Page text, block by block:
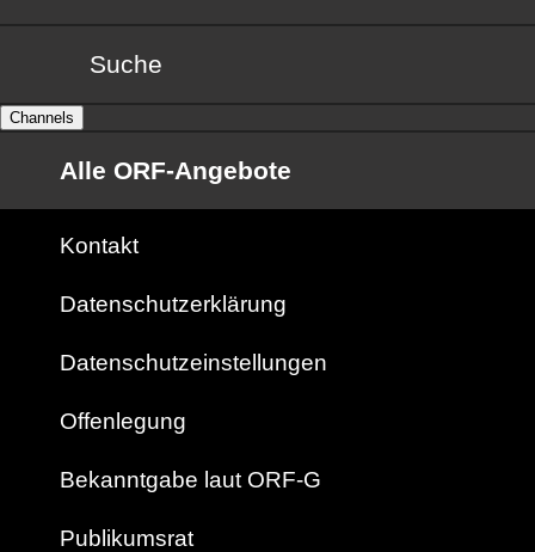
Suche
Channels
Alle ORF-Angebote
Kontakt
Datenschutzerklärung
Datenschutzeinstellungen
Offenlegung
Bekanntgabe laut ORF-G
Publikumsrat